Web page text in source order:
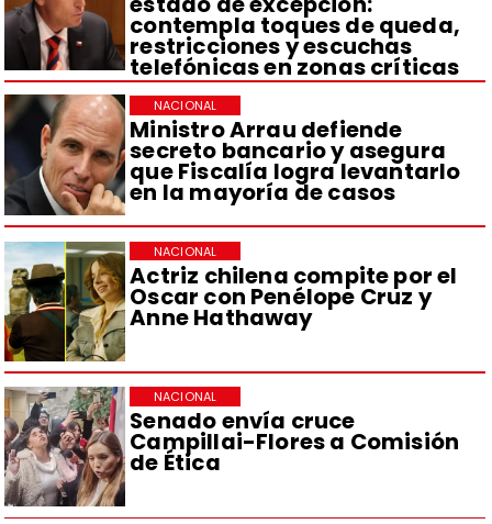
contempla toques de queda,
restricciones y escuchas
telefónicas en zonas críticas
Ministro Arrau defiende
secreto bancario y asegura
que Fiscalía logra levantarlo
en la mayoría de casos
NACIONAL
Actriz chilena compite por el
Oscar con Penélope Cruz y
Anne Hathaway
NACIONAL
Senado envía cruce
Campillai-Flores a Comisión
de Ética
NACIONAL